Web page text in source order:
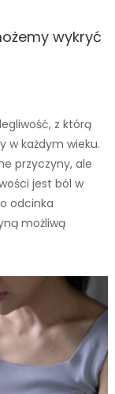
wykryć
z którą
w każdym wieku.
przyczyny, ale
jest ból w
odcinka
możliwą